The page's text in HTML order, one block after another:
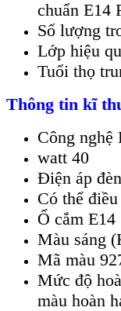
chuẩn E14
Số lượng
Lớp hiệu
Tuổi thọ
Thông tin kĩ
Công nghệ
watt 40
Điện áp
Có thể
Ổ cắm E14
Màu sáng
Mã màu
Mức độ
màu hoàn